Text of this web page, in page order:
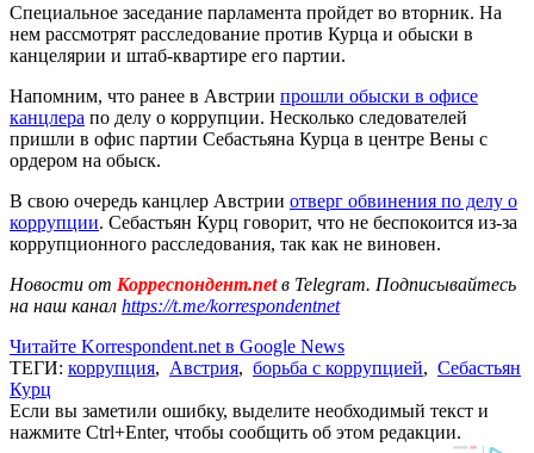
Специальное заседание парламента пройдет во вторник. На
нем рассмотрят расследование против Курца и обыски в
канцелярии и штаб-квартире его партии.
Напомним, что ранее в Австрии прошли обыски в офисе
канцлера по делу о коррупции. Несколько следователей
пришли в офис партии Себастьяна Курца в центре Вены с
ордером на обыск.
В свою очередь канцлер Австрии отверг обвинения по делу о
коррупции. Себастьян Курц говорит, что не беспокоится из-за
коррупционного расследования, так как не виновен.
Новости от Корреспондент.netв Telegram. Подписывайтесь
на наш канал https://t.me/korrespondentnet
Читайте Korrespondent.net в Google News
ТЕГИ: коррупция, Австрия, борьба с коррупцией, Себастьян
Курц
Если вы заметили ошибку, выделите необходимый текст и
нажмите Ctrl+Enter, чтобы сообщить об этом редакции.